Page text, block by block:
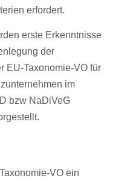
erfordert.
erste Erkenntnisse
der
EU-Taxonomie-VO für
im
bzw NaDiVeG
VO ein